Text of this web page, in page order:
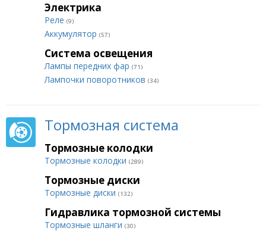
Электрика
Реле (9)
Аккумулятор (57)
Система освещения
Лампы передних фар (71)
Лампочки поворотников (34)
Тормозная система
Тормозные колодки
Тормозные колодки (289)
Тормозные диски
Тормозные диски (132)
Гидравлика тормозной системы
Тормозные шланги (30)